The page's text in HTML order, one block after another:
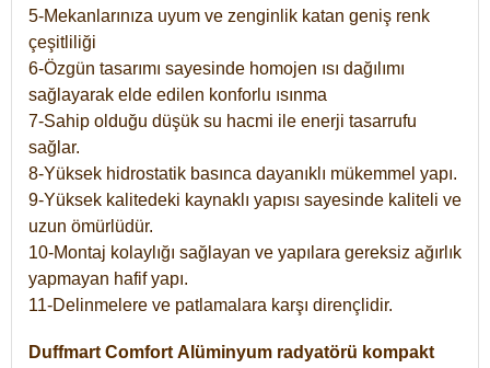
5-Mekanlarınıza uyum ve zenginlik katan geniş renk
çeşitliliği
6-Özgün tasarımı sayesinde homojen ısı dağılımı
sağlayarak elde edilen konforlu ısınma
7-Sahip olduğu düşük su hacmi ile enerji tasarrufu
sağlar.
8-Yüksek hidrostatik basınca dayanıklı mükemmel yapı.
9-Yüksek kalitedeki kaynaklı yapısı sayesinde kaliteli ve
uzun ömürlüdür.
10-Montaj kolaylığı sağlayan ve yapılara gereksiz ağırlık
yapmayan hafif yapı.
11-Delinmelere ve patlamalara karşı dirençlidir.
Duffmart Comfort Alüminyum radyatörü kompakt